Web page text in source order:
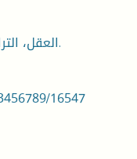
العقل، التراث، النهضة، العقل التجريبي، العقلانية.
16547